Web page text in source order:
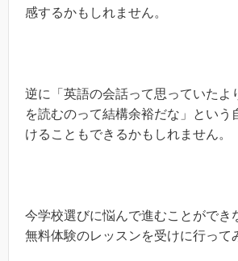
感するかもしれません。
逆に「英語の会話って思っていたよ
を読むのって結構余裕だな」という
けることもできるかもしれません。
今学校選びに悩んで進むことができ
無料体験のレッスンを受けに行って